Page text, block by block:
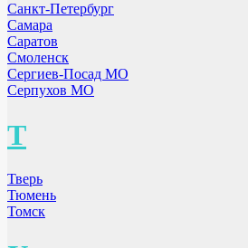
Санкт-Петербург
Самара
Саратов
Смоленск
Сергиев-Посад МО
Серпухов МО
Т
Тверь
Тюмень
Томск